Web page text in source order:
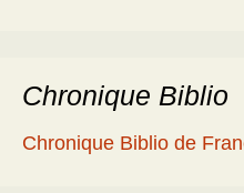
Chronique Biblio
Chronique Biblio de